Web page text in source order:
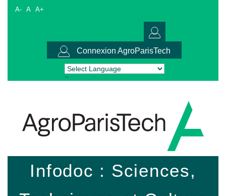
A- A A+
Connexion AgroParisTech
Powered by Translate
Infodoc : Sciences,